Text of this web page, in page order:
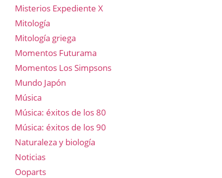
Misterios Expediente X
Mitología
Mitología griega
Momentos Futurama
Momentos Los Simpsons
Mundo Japón
Música
Música: éxitos de los 80
Música: éxitos de los 90
Naturaleza y biología
Noticias
Ooparts